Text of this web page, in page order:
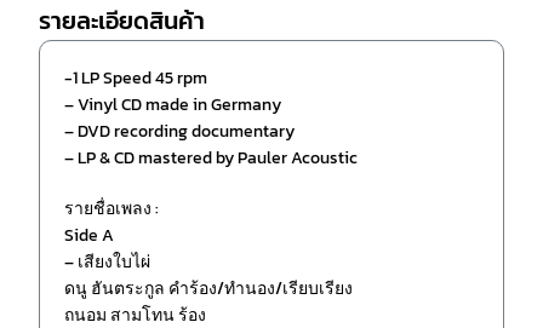
รายละเอียดสินค้า
-1 LP Speed 45 rpm
– Vinyl CD made in Germany
– DVD recording documentary
– LP & CD mastered by Pauler Acoustic
รายชื่อเพลง :
Side A
– เสียงใบไผ่
ดนู ฮันตระกูล คำร้อง/ทำนอง/เรียบเรียง
ถนอม สามโทน ร้อง